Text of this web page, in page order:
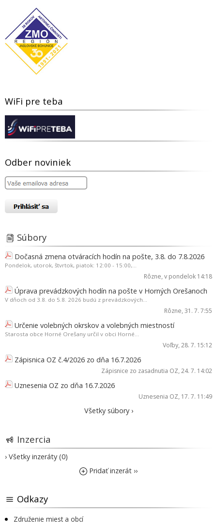
WiFi pre teba
Odber noviniek
Súbory
Dočasná zmena otváracích hodín na pošte, 3.8. do 7.8.2026
Pondelok, utorok, štvrtok, piatok: 12:00 - 15:00,...
Rôzne, v pondelok 14:18
Úprava prevádzkových hodín na pošte v Horných Orešanoch
V dňoch od 3.8. do 5.8. 2026 budú z prevádzkových...
Rôzne, 31. 7. 7:55
Určenie volebných okrskov a volebných miestností
Starosta obce Horné Orešany určil v obci Horné...
Voľby, 28. 7. 15:12
Zápisnica OZ č.4/2026 zo dňa 16.7.2026
Zápisnice zo zasadnutia OZ, 24. 7. 14:02
Uznesenia OZ zo dňa 16.7.2026
Uznesenia OZ, 17. 7. 11:49
Všetky súbory ›
Inzercia
› Všetky inzeráty (0)
Pridať inzerát ››
Odkazy
Združenie miest a obcí